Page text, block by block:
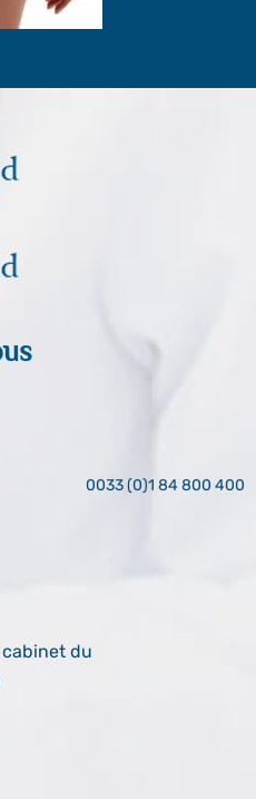
0033 (0)1 84 800 400
du